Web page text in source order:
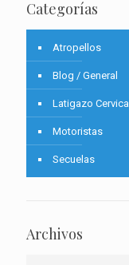
Categorías
Atropellos
Blog / General
Latigazo Cervical
Motoristas
Secuelas
Archivos